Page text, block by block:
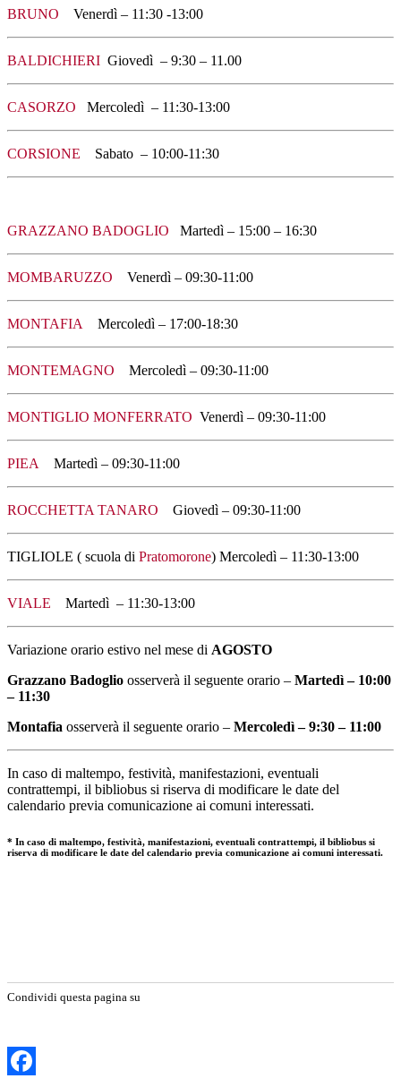
BRUNO Venerdì – 11:30 -13:00
BALDICHIERI Giovedì – 9:30 – 11.00
CASORZO Mercoledì – 11:30-13:00
CORSIONE Sabato – 10:00-11:30
GRAZZANO BADOGLIO Martedì – 15:00 – 16:30
MOMBARUZZO Venerdì – 09:30-11:00
MONTAFIA Mercoledì – 17:00-18:30
MONTEMAGNO Mercoledì – 09:30-11:00
MONTIGLIO MONFERRATO Venerdì – 09:30-11:00
PIEA Martedì – 09:30-11:00
ROCCHETTA TANARO Giovedì – 09:30-11:00
TIGLIOLE ( scuola di Pratomorone) Mercoledì – 11:30-13:00
VIALE Martedì – 11:30-13:00
Variazione orario estivo nel mese di AGOSTO
Grazzano Badoglio osserverà il seguente orario – Martedì – 10:00
– 11:30
Montafia osserverà il seguente orario – Mercoledì – 9:30 – 11:00
In caso di maltempo, festività, manifestazioni, eventuali
contrattempi, il bibliobus si riserva di modificare le date del
calendario previa comunicazione ai comuni interessati.
* In caso di maltempo, festività, manifestazioni, eventuali contrattempi, il bibliobus si
riserva di modificare le date del calendario previa comunicazione ai comuni interessati.
Condividi questa pagina su